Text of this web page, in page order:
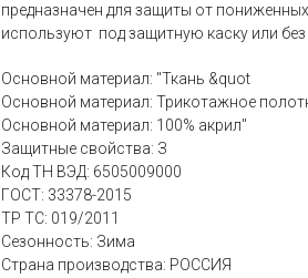
предназначен для защиты от
используют под защитную каску или без
Основной материал: "Ткань &quot
Основной материал: Трикотажное
Основной материал: 100% акрил"
Защитные свойства: З
Код ТН ВЭД: 6505009000
ГОСТ: 33378-2015
ТР ТС: 019/2011
Сезонность: Зима
Страна производства: РОССИЯ